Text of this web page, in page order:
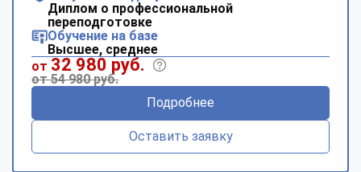
Диплом о профессиональной
переподготовке
Обучение на базе
Высшее, среднее
от 32 980 руб.
от 54 980 руб.
Подробнее
Оставить заявку